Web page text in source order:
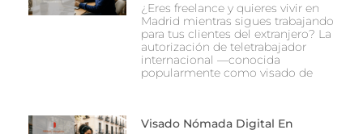
¿Eres freelance y quieres vivir en
Madrid mientras sigues trabajando
para tus clientes del extranjero? La
autorización de teletrabajador
internacional —conocida
popularmente como visado de
Visado Nómada Digital En